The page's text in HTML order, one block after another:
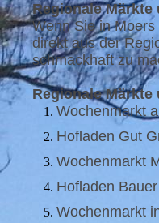
Regionale
Wenn Sie in
direkt aus der
schmackhaft zu
Regionale
Wochenmarkt
Hofladen Gut
Wochenmarkt
Hofladen
Wochenmarkt